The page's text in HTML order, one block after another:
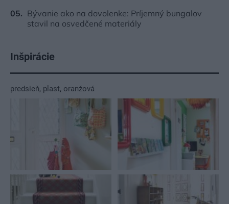
Bývanie ako na dovolenke: Príjemný bungalov
stavil na osvedčené materiály
Inšpirácie
predsieň, plast, oranžová